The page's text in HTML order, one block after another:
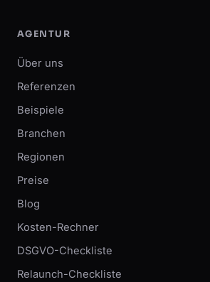
AGENTUR
Über uns
Referenzen
Beispiele
Branchen
Regionen
Preise
Blog
Kosten-Rechner
DSGVO-Checkliste
Relaunch-Checkliste